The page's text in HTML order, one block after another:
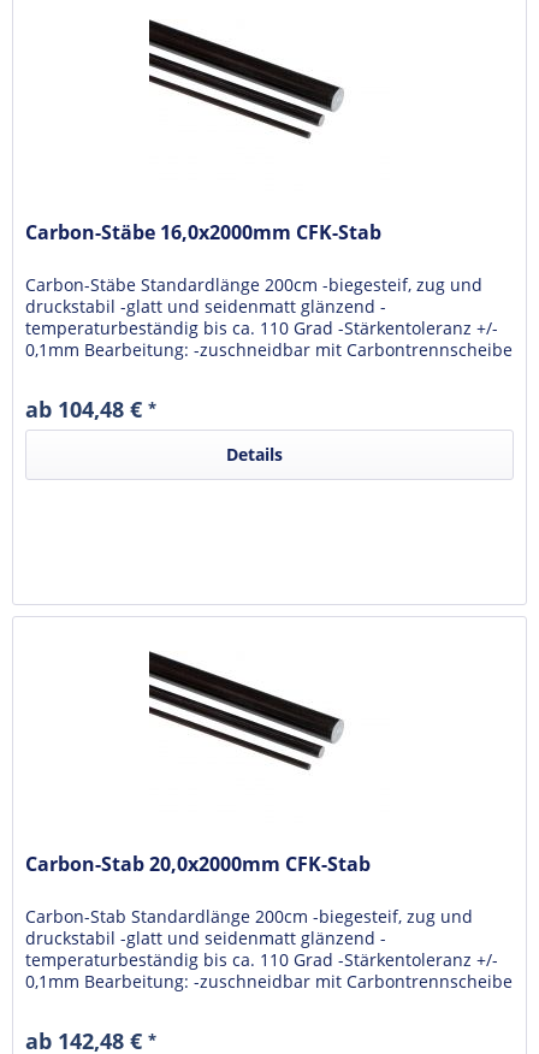
Carbon-Stäbe 16,0x2000mm CFK-Stab
Carbon-Stäbe Standardlänge 200cm -biegesteif, zug und
druckstabil -glatt und seidenmatt glänzend -
temperaturbeständig bis ca. 110 Grad -Stärkentoleranz +/-
0,1mm Bearbeitung: -zuschneidbar mit Carbontrennscheibe
ab 104,48 €*
Details
Carbon-Stab 20,0x2000mm CFK-Stab
Carbon-Stab Standardlänge 200cm -biegesteif, zug und
druckstabil -glatt und seidenmatt glänzend -
temperaturbeständig bis ca. 110 Grad -Stärkentoleranz +/-
0,1mm Bearbeitung: -zuschneidbar mit Carbontrennscheibe
ab 142,48 €*